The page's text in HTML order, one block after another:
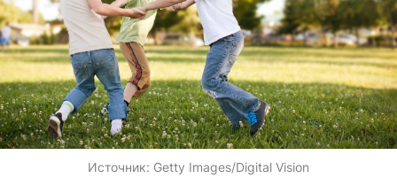
Источник: Getty Images/Digital Vision